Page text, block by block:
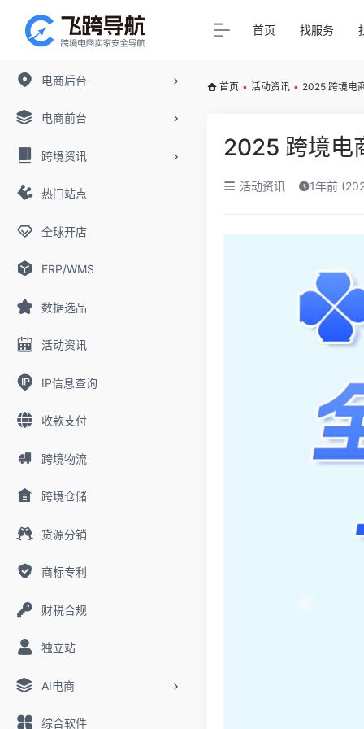
电商后台
电商前台
跨境资讯
热门站点
全球开店
ERP/WMS
数据选品
活动资讯
IP信息查询
收款支付
跨境物流
跨境仓储
货源分销
商标专利
财税合规
独立站
AI电商
综合软件
首页 找服务
首页 • 活动资讯 • 2025 跨境电
2025 跨境电
活动资讯 1年前